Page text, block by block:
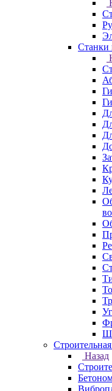
Станки
Назад